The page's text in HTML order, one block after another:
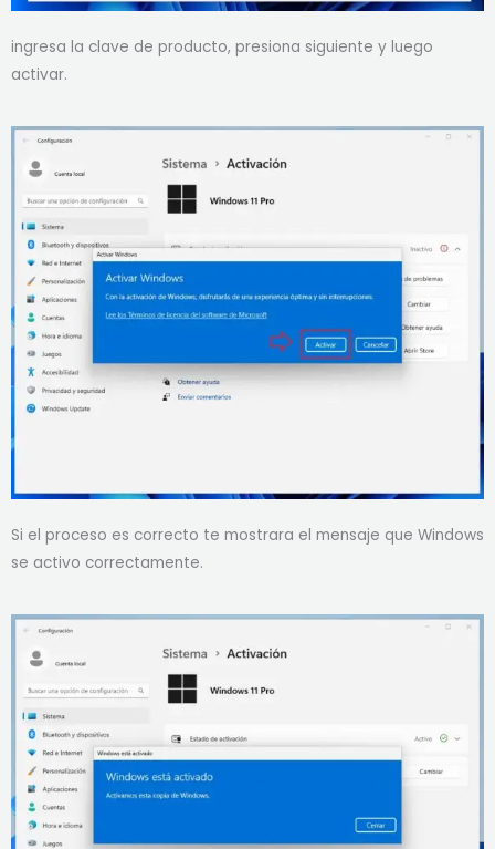
ingresa la clave de producto, presiona siguiente y luego
activar.
Si el proceso es correcto te mostrara el mensaje que Windows
se activo correctamente.